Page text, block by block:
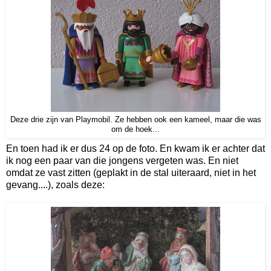
Deze drie zijn van Playmobil. Ze hebben ook een kameel, maar die was
om de hoek...
En toen had ik er dus 24 op de foto. En kwam ik er achter dat
ik nog een paar van die jongens vergeten was. En niet
omdat ze vast zitten (geplakt in de stal uiteraard, niet in het
gevang....), zoals deze: